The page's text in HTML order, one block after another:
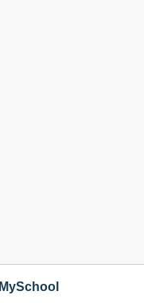
MySchool